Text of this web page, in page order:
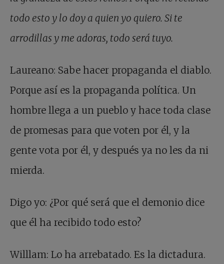
todo esto y lo doy a quien yo quiero. Si te
arrodillas y me adoras, todo será tuyo.
Laureano: Sabe hacer propaganda el diablo.
Porque así es la propaganda política. Un
hombre llega a un pueblo y hace toda clase
de promesas para que voten por él, y la
gente vota por él, y después ya no les da ni
mierda.
Digo yo: ¿Por qué será que el demonio dice
que él ha recibido todo esto?
Willlam: Lo ha arrebatado. Es la dictadura.